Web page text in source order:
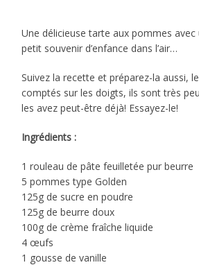
Une délicieuse tarte aux pommes
petit souvenir d’enfance dans l’air…
Suivez la recette et préparez-la aussi,
comptés sur les doigts, ils sont très
les avez peut-être déjà! Essayez-le!
Ingrédients :
1 rouleau de pâte feuilletée pur beurre
5 pommes type Golden
125g de sucre en poudre
125g de beurre doux
100g de crème fraîche liquide
4 œufs
1 gousse de vanille